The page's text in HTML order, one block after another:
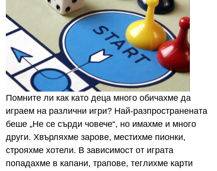
Помните ли как като деца много обичахме да
играем на различни игри? Най-разпространената
беше „Не се сърди човече“, но имахме и много
други. Хвърляхме зарове, местихме пионки,
строяхме хотели. В зависимост от играта
попадахме в капани, трапове, теглихме карти